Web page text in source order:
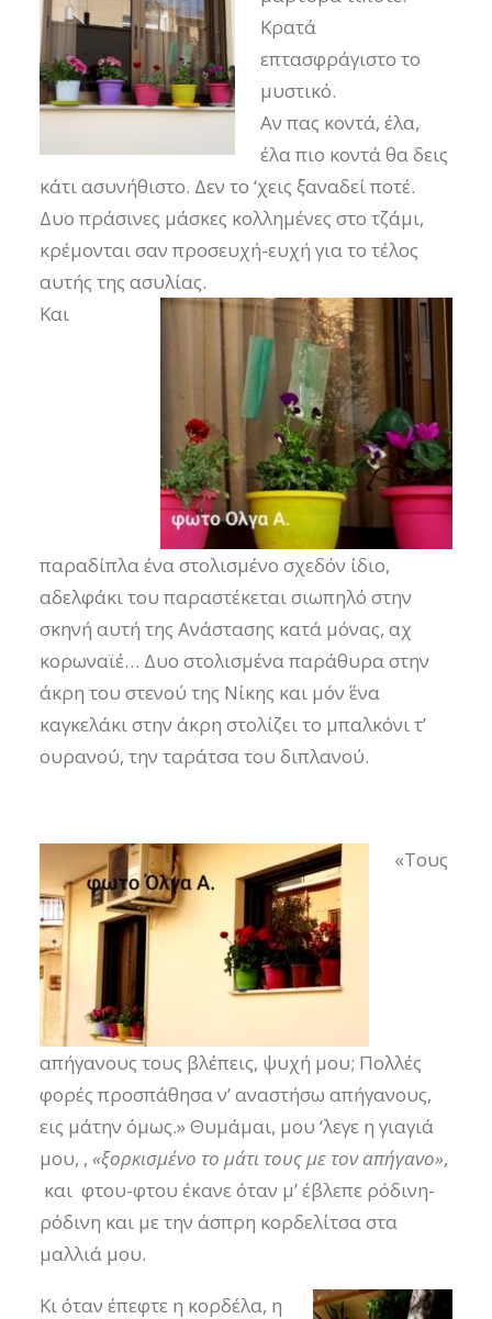
Κρατά
επτασφράγιστο το
μυστικό.
Αν πας κοντά, έλα,
έλα πιο κοντά θα δεις
κάτι ασυνήθιστο. Δεν το ‘χεις ξαναδεί ποτέ.
Δυο πράσινες μάσκες κολλημένες στο τζάμι,
κρέμονται σαν προσευχή-ευχή για το τέλος
αυτής της ασυλίας.
Και
παραδίπλα ένα στολισμένο σχεδόν ίδιο,
αδελφάκι του παραστέκεται σιωπηλό στην
σκηνή αυτή της Ανάστασης κατά μόνας, αχ
κορωναϊέ… Δυο στολισμένα παράθυρα στην
άκρη του στενού της Νίκης και μόν΄ ένα
καγκελάκι στην άκρη στολίζει το μπαλκόνι τ’
ουρανού, την ταράτσα του διπλανού.
«Τους
απήγανους τους βλέπεις, ψυχή μου; Πολλές
φορές προσπάθησα ν’ αναστήσω απήγανους,
εις μάτην όμως.» Θυμάμαι, μου ‘λεγε η γιαγιά
μου, , «ξορκισμένο το μάτι τους με τον απήγανο»,
και φτου-φτου έκανε όταν μ’ έβλεπε ρόδινη-
ρόδινη και με την άσπρη κορδελίτσα στα
μαλλιά μου.
Κι όταν έπεφτε η κορδέλα, η